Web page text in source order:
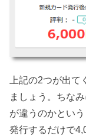
上記の2つが出
ましょう。ちな
が違うのかとい
発行するだけで